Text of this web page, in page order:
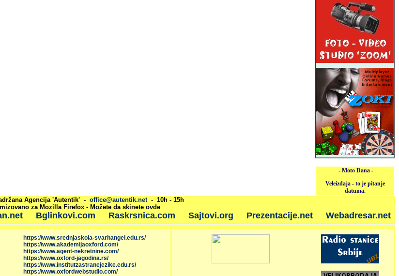
- Moto Dana -
Veleizdaja - to je pitanje
datuma.
Agencija 'Autentik' - office@autentik.net- 10h - 15h
za Mozilla Firefox - Možete da skinete ovde
Bglinkovi.com Raskrsnica.com Sajtovi.org Prezentacije.net Webadresar.net
https://www.srednjaskola-svarhangel.edu.rs/
https://www.akademijaoxford.com/
https://www.agent-nekretnine.com/
https://www.oxford-jagodina.rs/
https://www.institutzastranejezike.edu.rs/
https://www.oxfordwebstudio.com/